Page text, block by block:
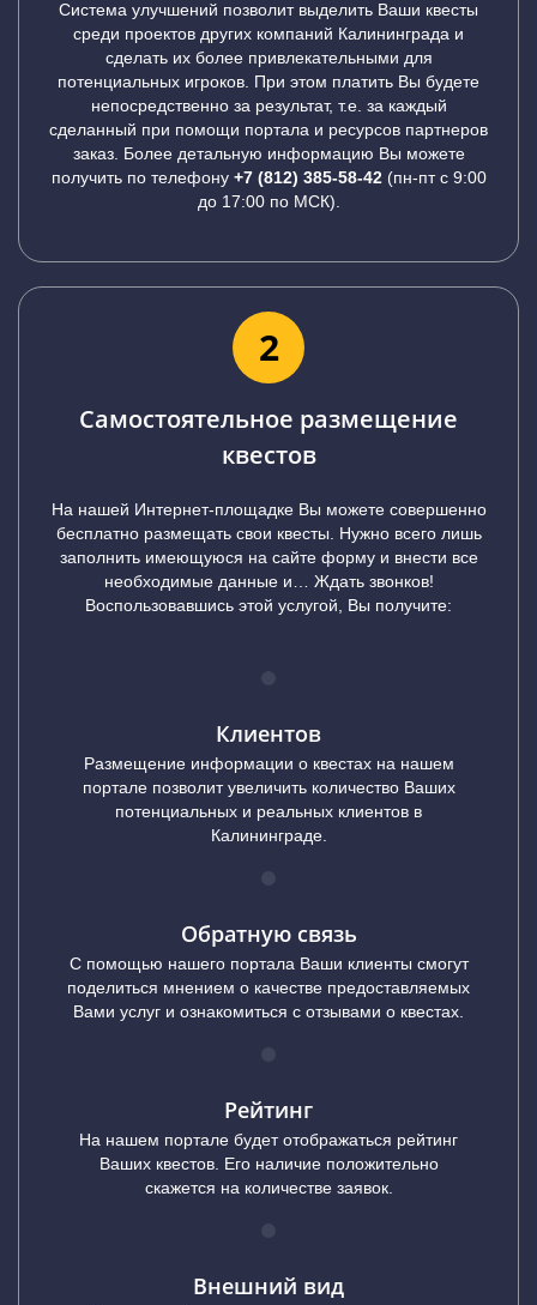
Система улучшений позволит выделить Ваши квесты
среди проектов других компаний Калининграда и
сделать их более привлекательными для
потенциальных игроков. При этом платить Вы будете
непосредственно за результат, т.е. за каждый
сделанный при помощи портала и ресурсов партнеров
заказ. Более детальную информацию Вы можете
получить по телефону +7 (812) 385-58-42(пн-пт с 9:00
до 17:00 по МСК).
2
Самостоятельное размещение
квестов
На нашей Интернет-площадке Вы можете совершенно
бесплатно размещать свои квесты. Нужно всего лишь
заполнить имеющуюся на сайте форму и внести все
необходимые данные и… Ждать звонков!
Воспользовавшись этой услугой, Вы получите:
Клиентов
Размещение информации о квестах на нашем
портале позволит увеличить количество Ваших
потенциальных и реальных клиентов в
Калининграде.
Обратную связь
С помощью нашего портала Ваши клиенты смогут
поделиться мнением о качестве предоставляемых
Вами услуг и ознакомиться с отзывами о квестах.
Рейтинг
На нашем портале будет отображаться рейтинг
Ваших квестов. Его наличие положительно
скажется на количестве заявок.
Внешний вид